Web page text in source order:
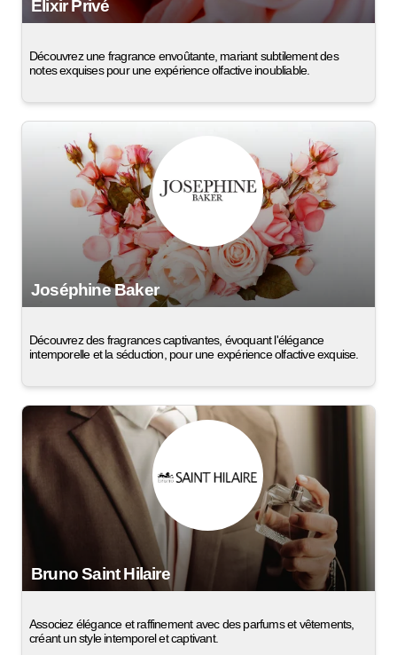
Élixir Privé
Découvrez une fragrance envoûtante, mariant subtilement des
notes exquises pour une expérience olfactive inoubliable.
Joséphine Baker
Découvrez des fragrances captivantes, évoquant l'élégance
intemporelle et la séduction, pour une expérience olfactive exquise.
Bruno Saint Hilaire
Associez élégance et raffinement avec des parfums et vêtements,
créant un style intemporel et captivant.